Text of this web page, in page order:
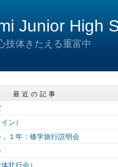
Junior High
技体きたえる重富中
最近の記事
ン）
１年：修学旅行説明会
壮行会）